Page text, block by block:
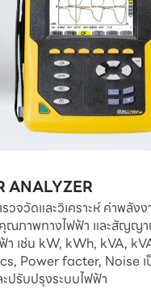
ANALYZER
วจวัดและวิเคราะห์ ค่าพลัง
ณภาพทางไฟฟ้า และสัญญ
า เช่น kW, kWh, kVA,
Power facter, Noise เ
ะปรับปรุงระบบไฟฟ้า